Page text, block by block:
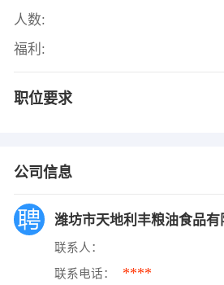
人数:
福利:
职位要求
公司信息
潍坊市天地利丰粮油食品有
联系人：
联系电话： ****